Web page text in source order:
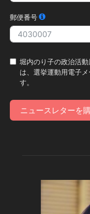
郵便番号
堀内のり子の政治活
は、選挙運動用電子
す。
ニュースレターを